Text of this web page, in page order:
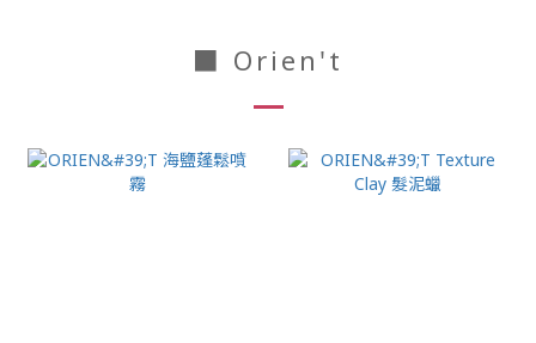
■ Orien't